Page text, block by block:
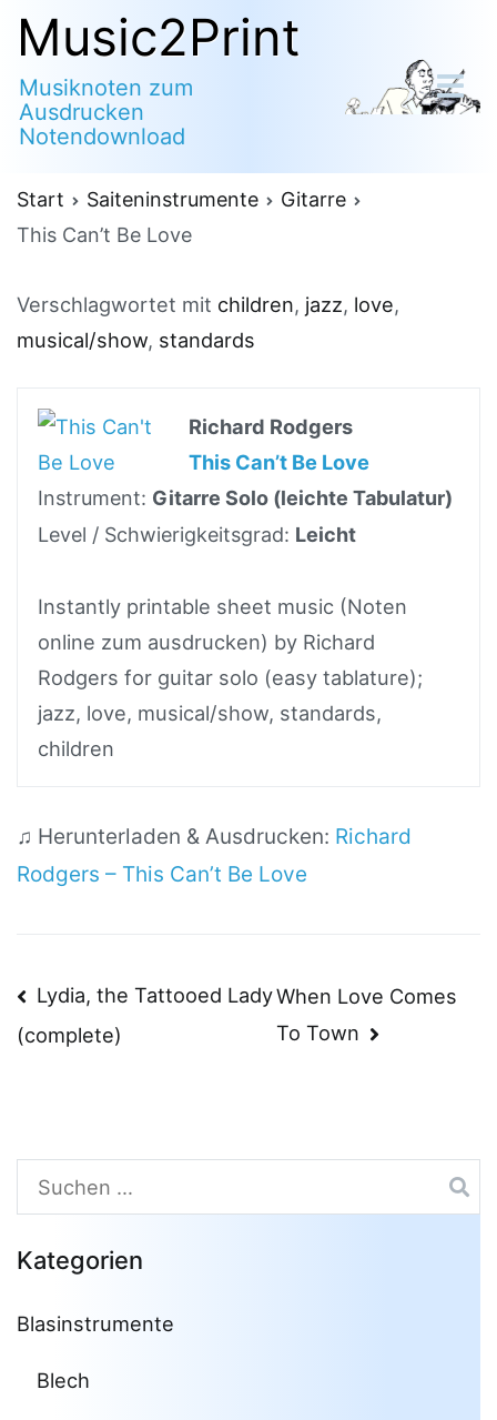
Zum
Inhalt
springen
Music2Print
Musiknoten zum
Ausdrucken
Notendownload
Start Saiteninstrumente
Gitarre
This Can’t Be Love
Verschlagwortet mit children, jazz, love,
musical/show, standards
Richard Rodgers
This Can’t Be Love
Instrument: Gitarre Solo (leichte Tabulatur)
Level / Schwierigkeitsgrad: Leicht
Instantly printable sheet music (Noten
online zum ausdrucken) by Richard
Rodgers for guitar solo (easy tablature);
jazz, love, musical/show, standards,
children
♫ Herunterladen & Ausdrucken: Richard
Rodgers – This Can’t Be Love
Beitragsnavigation
Lydia, the Tattooed Lady
(complete)
When Love Comes
To Town
Suchen
nach:
Kategorien
Blasinstrumente
Blech